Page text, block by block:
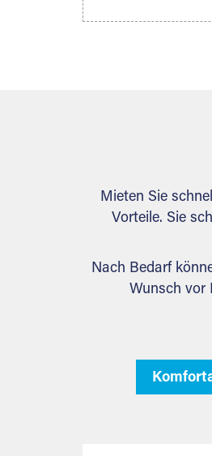
können Sie
Mieten Sie
Vorteile. Sie
Nach Bedarf
Wunsch vor